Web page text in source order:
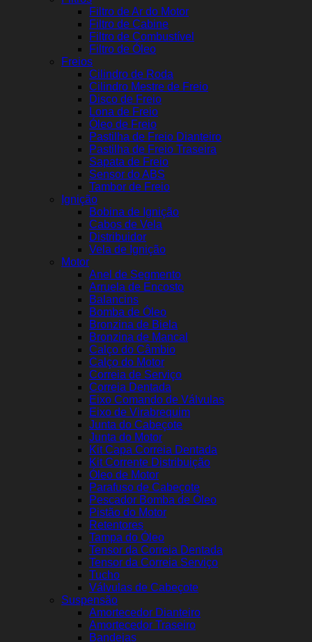
Filtro de Ar do Motor
Filtro de Cabine
Filtro de Combustível
Filtro de Óleo
Freios
Cilindro de Roda
Cilindro Mestre de Freio
Disco de Freio
Lona de Freio
Óleo de Freio
Pastilha de Freio Dianteiro
Pastilha de Freio Traseira
Sapata de Freio
Sensor do ABS
Tambor de Freio
Ignição
Bobina de Ignição
Cabos de Vela
Distribuidor
Vela de Ignição
Motor
Anel de Segmento
Arruela de Encosto
Balancins
Bomba de Óleo
Bronzina de Biela
Bronzina de Mancal
Calço do Câmbio
Calço do Motor
Correia de Serviço
Correia Dentada
Eixo Comando de Válvulas
Eixo de Virabrequim
Junta do Cabeçote
Junta do Motor
Kit Capa Correia Dentada
Kit Corrente Distribuição
Óleo de Motor
Parafuso de Cabeçote
Pescador Bomba de Óleo
Pistão do Motor
Retentores
Tampa do Óleo
Tensor da Correia Dentada
Tensor da Correia Serviço
Tucho
Válvulas de Cabeçote
Suspensão
Amortecedor Dianteiro
Amortecedor Traseiro
Bandejas